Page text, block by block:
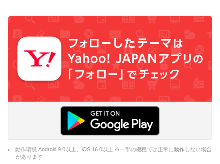
動作環境 Android 9.0以上、iOS 16.0以上 ※一部の機種では正常に動作しない場合
があります